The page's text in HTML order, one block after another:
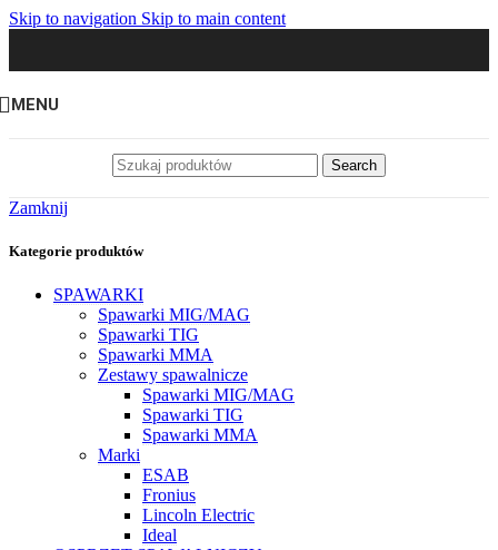
Skip to navigation Skip to main content
MENU
Search
Zamknij
Kategorie produktów
SPAWARKI
Spawarki MIG/MAG
Spawarki TIG
Spawarki MMA
Zestawy spawalnicze
Spawarki MIG/MAG
Spawarki TIG
Spawarki MMA
Marki
ESAB
Fronius
Lincoln Electric
Ideal